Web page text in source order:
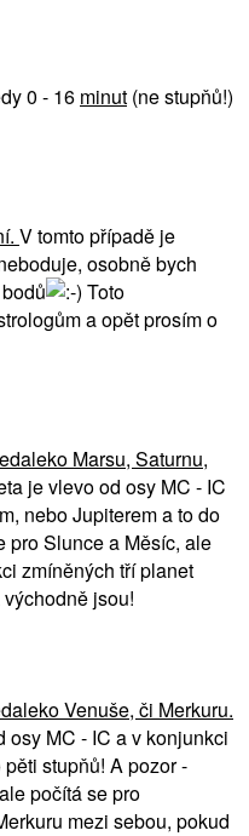
0 - 16 minut (ne stupňů!)
V tomto případě je
osobně bych
Toto
a opět prosím o
Marsu, Saturnu,
je vlevo od osy MC - IC
nebo Jupiterem a to do
pro Slunce a Měsíc, ale
zmíněných tří planet
jsou!
Venuše, či Merkuru.
osy MC - IC a v konjunkci
stupňů! A pozor -
počítá se pro
mezi sebou, pokud